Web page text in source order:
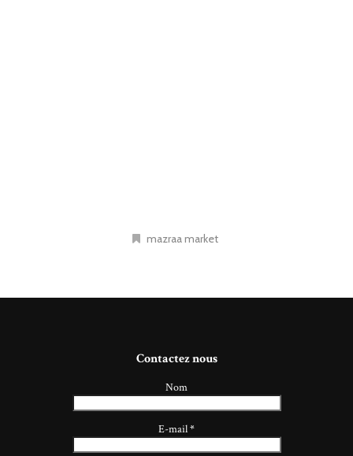
mazraa market
Contactez nous
Nom
E-mail*